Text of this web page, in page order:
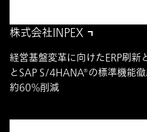
株式会社INPEX
経営基盤変革に向けたERP刷
とSAP S/4HANA®の標準機能
約60%削減